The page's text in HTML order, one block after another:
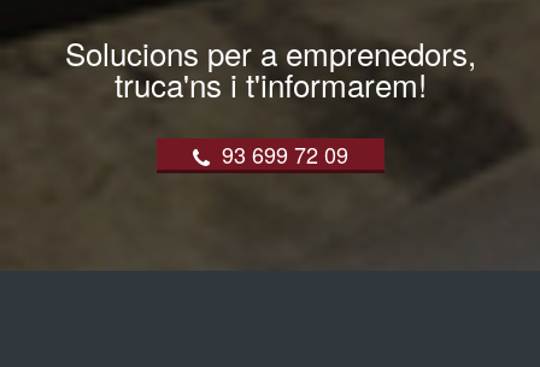
Solucions per a emprenedors,
truca'ns i t'informarem!
93 699 72 09